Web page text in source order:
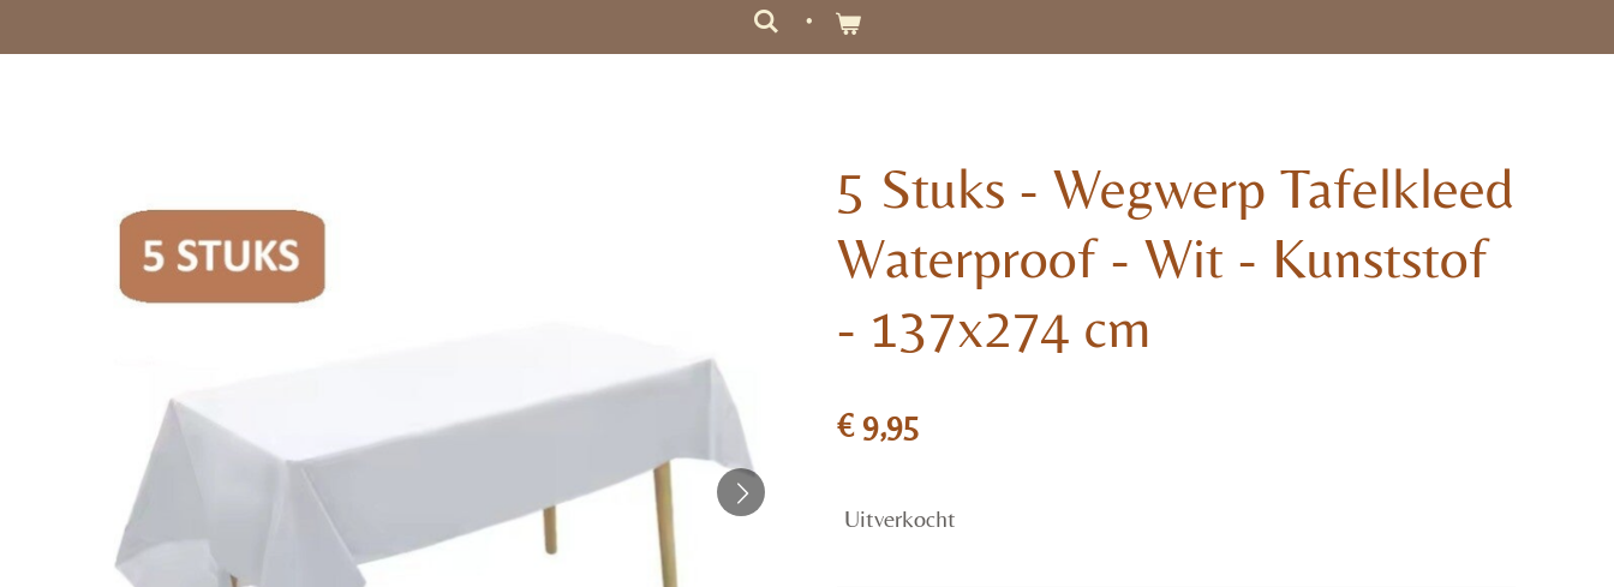
5 Stuks - Wegwerp Tafelkleed
Waterproof - Wit - Kunststof
- 137x274 cm
€ 9,95
Uitverkocht